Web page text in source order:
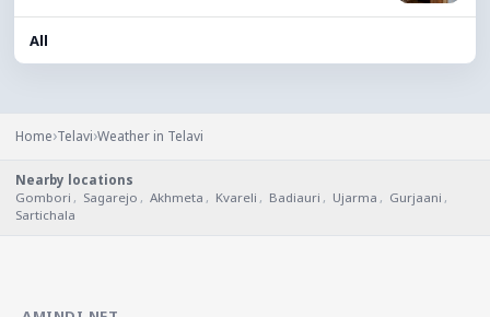
All
Home›Telavi›Weather in Telavi
Nearby locations
Gombori , Sagarejo , Akhmeta , Kvareli , Badiauri , Ujarma , Gurjaani ,
Sartichala